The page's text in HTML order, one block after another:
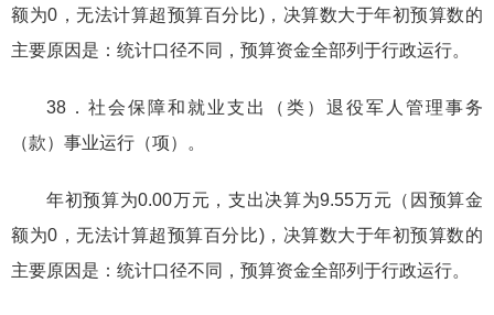
额为0，无法计算超预算百分比)，决算数大于年初预算数的
主要原因是：统计口径不同，预算资金全部列于行政运行。
38．社会保障和就业支出（类）退役军人管理事务
（款）事业运行（项）。
年初预算为0.00万元，支出决算为9.55万元（因预算金
额为0，无法计算超预算百分比)，决算数大于年初预算数的
主要原因是：统计口径不同，预算资金全部列于行政运行。